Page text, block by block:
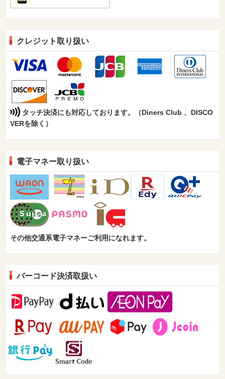
クレジット取り扱い
タッチ決済にも対応しております。（Diners Club 、DISCO
VERを除く）
電子マネー取り扱い
その他交通系電子マネーご利用になれます。
バーコード決済取扱い